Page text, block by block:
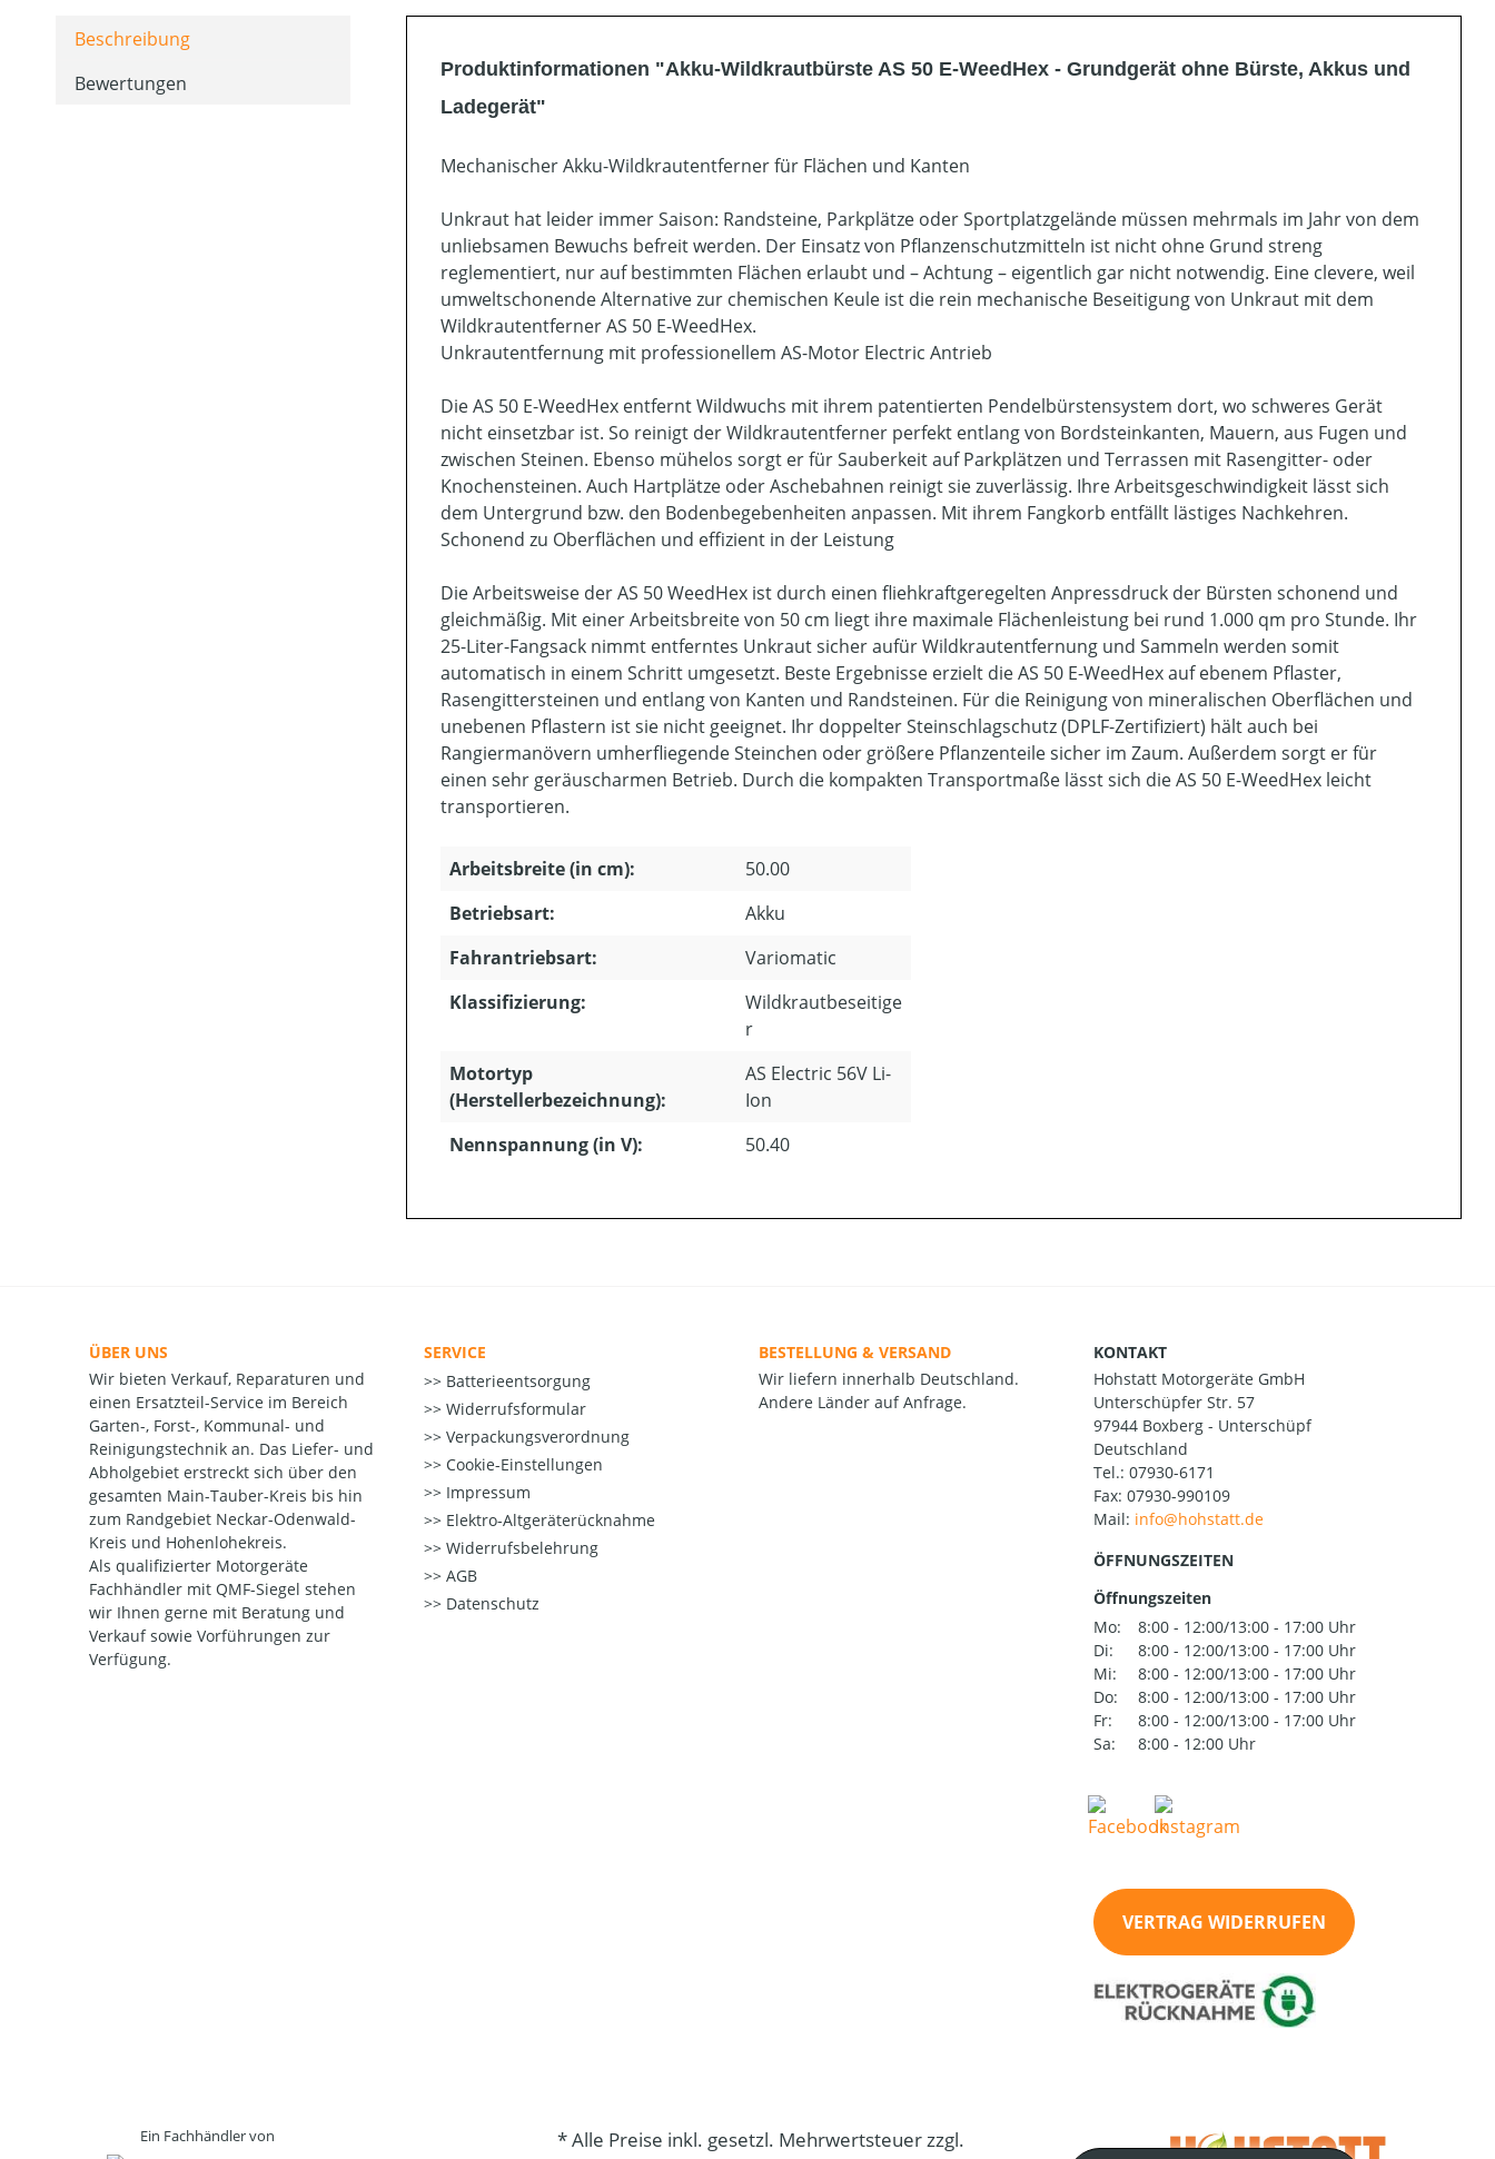
Beschreibung
Bewertungen
Produktinformationen "Akku-Wildkrautbürste AS 50 E-WeedHex - Grundgerät ohne Bürste, Akkus und
Ladegerät"
Mechanischer Akku-Wildkrautentferner für Flächen und Kanten
Unkraut hat leider immer Saison: Randsteine, Parkplätze oder Sportplatzgelände müssen mehrmals im Jahr von dem
unliebsamen Bewuchs befreit werden. Der Einsatz von Pflanzenschutzmitteln ist nicht ohne Grund streng
reglementiert, nur auf bestimmten Flächen erlaubt und – Achtung – eigentlich gar nicht notwendig. Eine clevere, weil
umweltschonende Alternative zur chemischen Keule ist die rein mechanische Beseitigung von Unkraut mit dem
Wildkrautentferner AS 50 E-WeedHex.
Unkrautentfernung mit professionellem AS-Motor Electric Antrieb
Die AS 50 E-WeedHex entfernt Wildwuchs mit ihrem patentierten Pendelbürstensystem dort, wo schweres Gerät
nicht einsetzbar ist. So reinigt der Wildkrautentferner perfekt entlang von Bordsteinkanten, Mauern, aus Fugen und
zwischen Steinen. Ebenso mühelos sorgt er für Sauberkeit auf Parkplätzen und Terrassen mit Rasengitter- oder
Knochensteinen. Auch Hartplätze oder Aschebahnen reinigt sie zuverlässig. Ihre Arbeitsgeschwindigkeit lässt sich
dem Untergrund bzw. den Bodenbegebenheiten anpassen. Mit ihrem Fangkorb entfällt lästiges Nachkehren.
Schonend zu Oberflächen und effizient in der Leistung
Die Arbeitsweise der AS 50 WeedHex ist durch einen fliehkraftgeregelten Anpressdruck der Bürsten schonend und
gleichmäßig. Mit einer Arbeitsbreite von 50 cm liegt ihre maximale Flächenleistung bei rund 1.000 qm pro Stunde. Ihr
25-Liter-Fangsack nimmt entferntes Unkraut sicher aufür Wildkrautentfernung und Sammeln werden somit
automatisch in einem Schritt umgesetzt. Beste Ergebnisse erzielt die AS 50 E-WeedHex auf ebenem Pflaster,
Rasengittersteinen und entlang von Kanten und Randsteinen. Für die Reinigung von mineralischen Oberflächen und
unebenen Pflastern ist sie nicht geeignet. Ihr doppelter Steinschlagschutz (DPLF-Zertifiziert) hält auch bei
Rangiermanövern umherfliegende Steinchen oder größere Pflanzenteile sicher im Zaum. Außerdem sorgt er für
einen sehr geräuscharmen Betrieb. Durch die kompakten Transportmaße lässt sich die AS 50 E-WeedHex leicht
transportieren.
Arbeitsbreite (in cm):
50.00
Betriebsart:
Akku
Fahrantriebsart:
Variomatic
Klassifizierung:
Wildkrautbeseitige
r
Motortyp
(Herstellerbezeichnung):
AS Electric 56V Li-
Ion
Nennspannung (in V):
50.40
ÜBER UNS
Wir bieten Verkauf, Reparaturen und
einen Ersatzteil-Service im Bereich
Garten-, Forst-, Kommunal- und
Reinigungstechnik an. Das Liefer- und
Abholgebiet erstreckt sich über den
gesamten Main-Tauber-Kreis bis hin
zum Randgebiet Neckar-Odenwald-
Kreis und Hohenlohekreis.
Als qualifizierter Motorgeräte
Fachhändler mit QMF-Siegel stehen
wir Ihnen gerne mit Beratung und
Verkauf sowie Vorführungen zur
Verfügung.
SERVICE
Batterieentsorgung
Widerrufsformular
Verpackungsverordnung
Cookie-Einstellungen
Impressum
Elektro-Altgeräterücknahme
Widerrufsbelehrung
AGB
Datenschutz
BESTELLUNG & VERSAND
Wir liefern innerhalb Deutschland.
Andere Länder auf Anfrage.
KONTAKT
Hohstatt Motorgeräte GmbH
Unterschüpfer Str. 57
97944 Boxberg - Unterschüpf
Deutschland
Tel.: 07930-6171
Fax: 07930-990109
Mail:
ÖFFNUNGSZEITEN
Öffnungszeiten
Mo:
8:00 - 12:00/13:00 - 17:00 Uhr
Di:
8:00 - 12:00/13:00 - 17:00 Uhr
Mi:
8:00 - 12:00/13:00 - 17:00 Uhr
Do:
8:00 - 12:00/13:00 - 17:00 Uhr
Fr:
8:00 - 12:00/13:00 - 17:00 Uhr
Sa:
8:00 - 12:00 Uhr
VERTRAG WIDERRUFEN
Ein Fachhändler von
* Alle Preise inkl. gesetzl. Mehrwertsteuer zzgl.